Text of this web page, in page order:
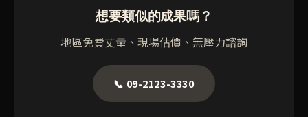
想要類似的成果嗎？
地區免費丈量、現場估價、無壓力諮詢
📞 09-2123-3330